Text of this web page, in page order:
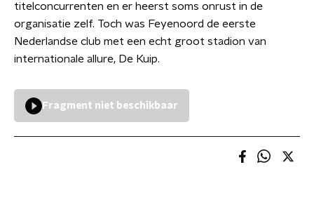
titelconcurrenten en er heerst soms onrust in de
organisatie zelf. Toch was Feyenoord de eerste
Nederlandse club met een echt groot stadion van
internationale allure, De Kuip.
Fragment niet beschikbaar